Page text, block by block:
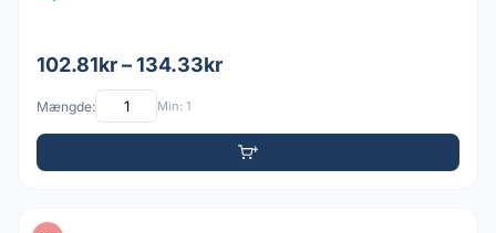
102.81kr – 134.33kr
Mængde: Min: 1